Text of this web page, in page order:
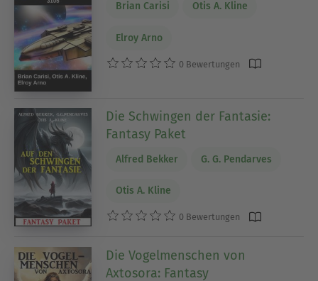
Brian Carisi Otis A. Kline
Elroy Arno
0 Bewertungen
Die Schwingen der Fantasie:
Fantasy Paket
Alfred Bekker G. G. Pendarves
Otis A. Kline
0 Bewertungen
Die Vogelmenschen von
Axtosora: Fantasy